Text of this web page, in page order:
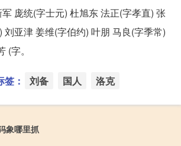
庞统(字士元) 杜旭东 法正(字孝直) 张
刘亚津 姜维(字伯约) 叶朋 马良(字季常)
(字。
签： 刘备 国人 洛克
象哪里抓